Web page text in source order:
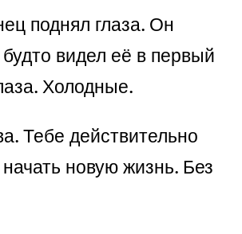
поднял глаза. Он
видел её в первый
Холодные.
Тебе действительно
новую жизнь. Без